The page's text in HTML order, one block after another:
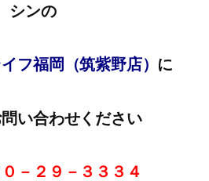
シンの
フ福岡（筑紫野店） に
い合わせください
－２９－３３３４